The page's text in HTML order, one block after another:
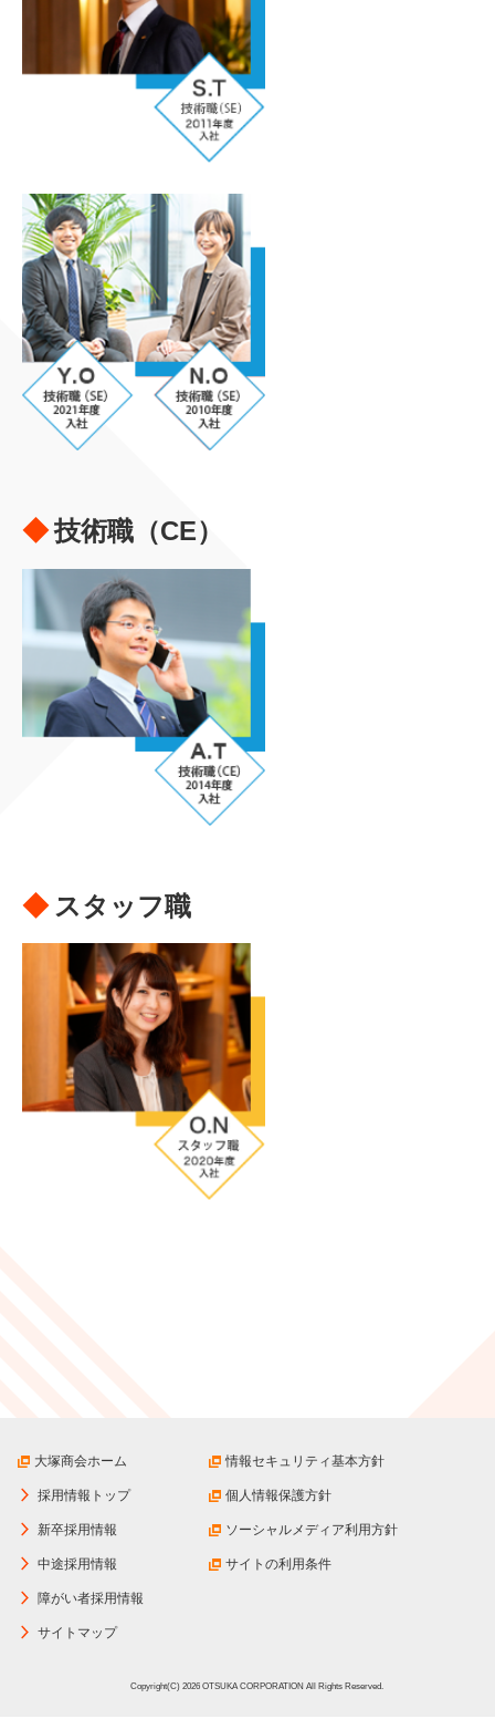
技術職（CE）
スタッフ職
大塚商会ホーム
採用情報トップ
新卒採用情報
中途採用情報
障がい者採用情報
サイトマップ
情報セキュリティ基本方針
個人情報保護方針
ソーシャルメディア利用方針
サイトの利用条件
Copyright(C) 2026 OTSUKA CORPORATION All Rights Reserved.